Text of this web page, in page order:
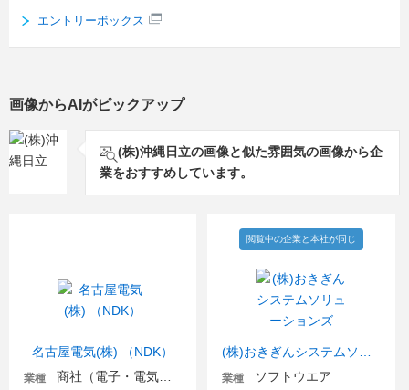
エントリーボックス
画像からAIがピックアップ
(株)沖縄日立の画像と似た雰囲気の画像から企
業をおすすめしています。
名古屋電気(株) （NDK）
業種
閲覧中の企業と本社が同じ
業種 ソフトウエア